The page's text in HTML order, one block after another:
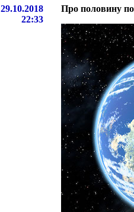
29.10.2018
22:33
Про половину